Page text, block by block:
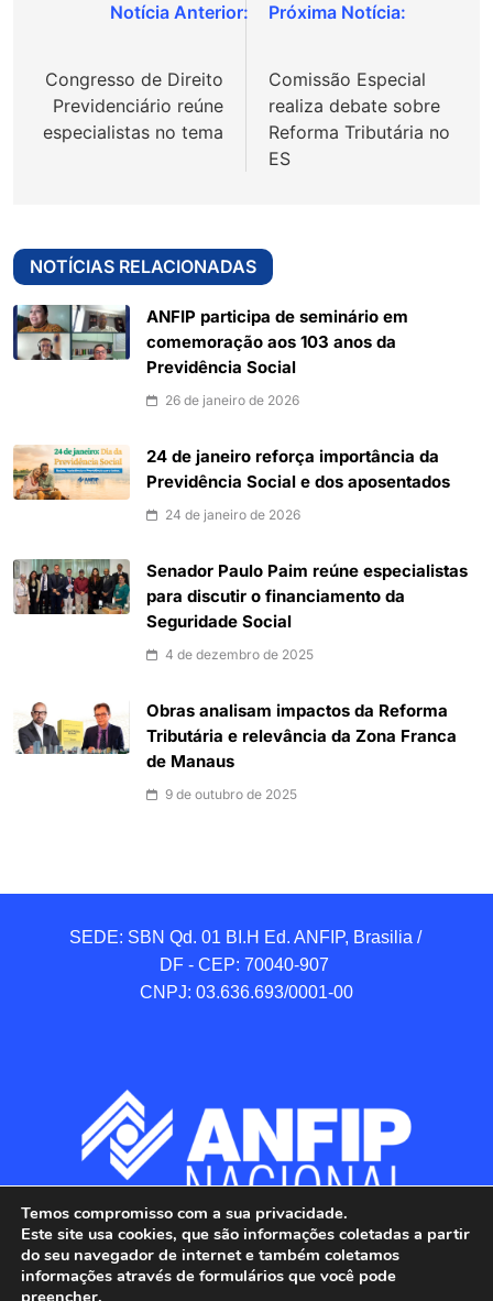
Navegação
Post
Congresso de Direito
Previdenciário reúne
especialistas no tema
Comissão Especial
realiza debate sobre
Reforma Tributária no
ES
NOTÍCIAS RELACIONADAS
ANFIP participa de seminário em
comemoração aos 103 anos da
Previdência Social
26 de janeiro de 2026
24 de janeiro reforça importância da
Previdência Social e dos aposentados
24 de janeiro de 2026
Senador Paulo Paim reúne especialistas
para discutir o financiamento da
Seguridade Social
4 de dezembro de 2025
Obras analisam impactos da Reforma
Tributária e relevância da Zona Franca
de Manaus
9 de outubro de 2025
SEDE: SBN Qd. 01 BI.H Ed. ANFIP, Brasilia /
DF - CEP: 70040-907
CNPJ: 03.636.693/0001-00
Temos compromisso com a sua privacidade.
Este site usa cookies, que são informações coletadas a partir
do seu navegador de internet e também coletamos
informações através de formulários que você pode
preencher.